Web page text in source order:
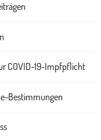
COVID-19-Impfpflicht
Bestimmungen